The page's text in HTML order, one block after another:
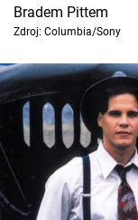
Bradem Pittem
Zdroj: Columbia/Sony